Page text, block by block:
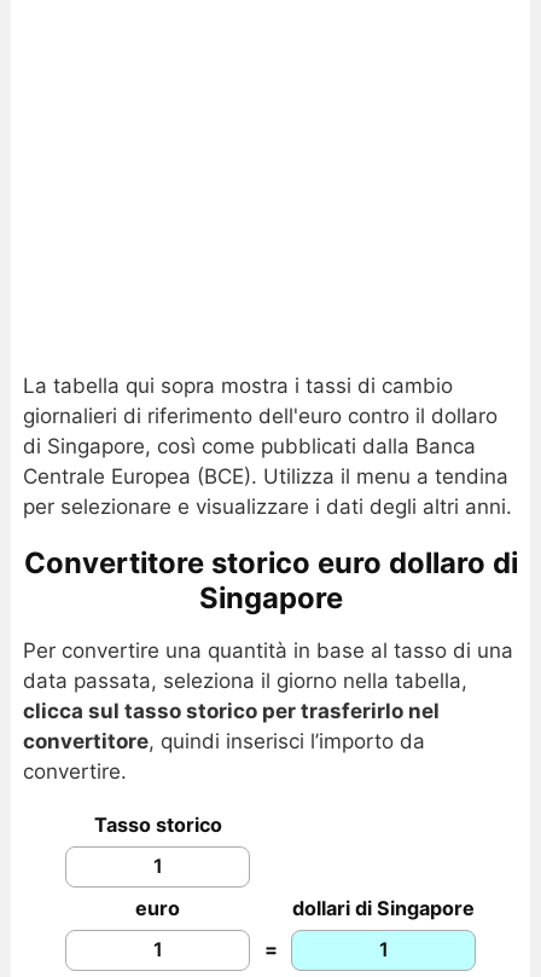
La tabella qui sopra mostra i tassi di cambio
giornalieri di riferimento dell'euro contro il dollaro
di Singapore, così come pubblicati dalla Banca
Centrale Europea (BCE). Utilizza il menu a tendina
per selezionare e visualizzare i dati degli altri anni.
Convertitore storico euro dollaro di
Singapore
Per convertire una quantità in base al tasso di una
data passata, seleziona il giorno nella tabella,
clicca sul tasso storico per trasferirlo nel
convertitore, quindi inserisci l’importo da
convertire.
Tasso storico
euro
dollari di Singapore
=